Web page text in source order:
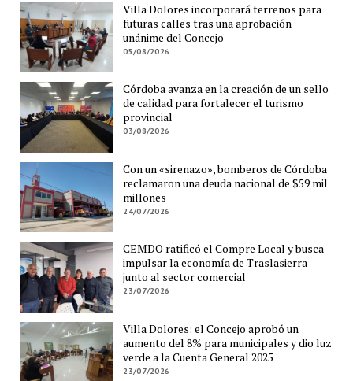
Villa Dolores incorporará terrenos para
futuras calles tras una aprobación
unánime del Concejo
05/08/2026
Córdoba avanza en la creación de un sello
de calidad para fortalecer el turismo
provincial
03/08/2026
Con un «sirenazo», bomberos de Córdoba
reclamaron una deuda nacional de $59 mil
millones
24/07/2026
CEMDO ratificó el Compre Local y busca
impulsar la economía de Traslasierra
junto al sector comercial
23/07/2026
Villa Dolores: el Concejo aprobó un
aumento del 8% para municipales y dio luz
verde a la Cuenta General 2025
23/07/2026